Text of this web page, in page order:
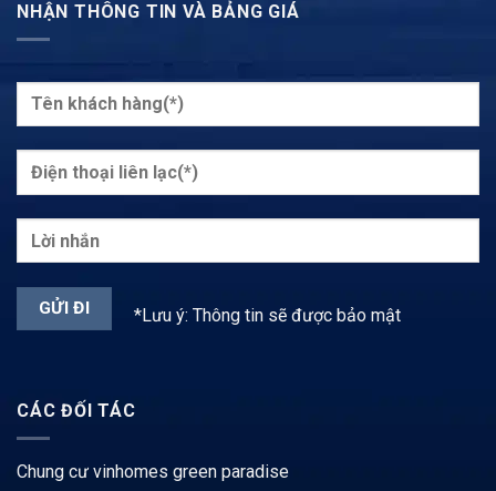
NHẬN THÔNG TIN VÀ BẢNG GIÁ
*Lưu ý: Thông tin sẽ được bảo mật
CÁC ĐỐI TÁC
Chung cư vinhomes green paradise